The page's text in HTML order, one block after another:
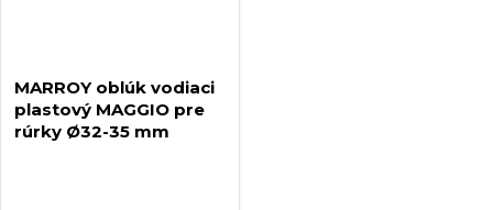
MARROY oblúk vodiaci
plastový MAGGIO pre
rúrky Ø32-35 mm